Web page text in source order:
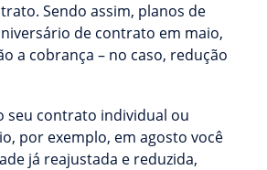
Sendo assim, planos de
de contrato em maio,
a cobrança – no caso, redução
seu contrato individual ou
por exemplo, em agosto você
já reajustada e reduzida,